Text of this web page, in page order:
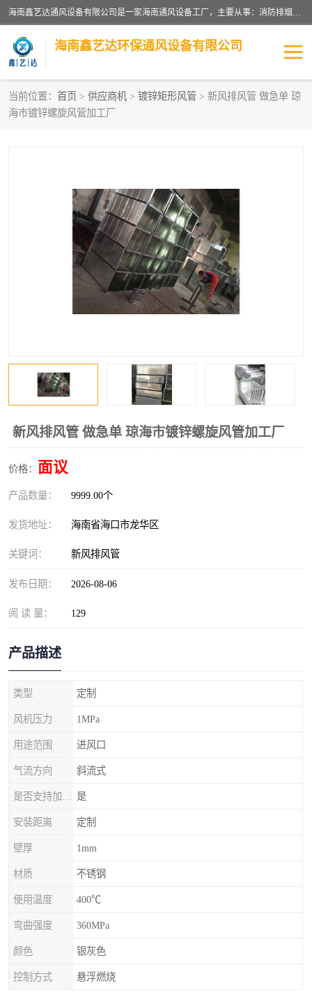
海南鑫艺达通风设备有限公司是一家海南通风设备工厂，主要从事：消防排烟工程、油烟净化工程、厨房排烟工程、酒店厨房设备、新风排风系统、镀锌铁皮管道加工、暖通工程、通风管道安装、消防火阀百叶风口等业务。公司拥有管道及配件一体化工厂生产线，良好的售后服务，良好的设计团队，良好的施工团队、良好管理人员，掌握畅通丰富的信息、市场渠道。
海南鑫艺达环保通风设备有限公司
当前位置： 首页 > 供应商机 > 镀锌矩形风管 > 新风排风管 做急单 琼
海市镀锌螺旋风管加工厂
新风排风管 做急单 琼海市镀锌螺旋风管加工厂
价格： 面议
产品数量： 9999.00个
发货地址： 海南省海口市龙华区
关键词： 新风排风管
发布日期： 2026-08-06
阅 读 量： 129
产品描述
类型 定制
风机压力 1MPa
用途范围 进风口
气流方向 斜流式
是
安装距离 定制
壁厚 1mm
材质 不锈钢
使用温度 400℃
弯曲强度 360MPa
颜色 银灰色
控制方式 悬浮燃烧
海南暖通工程
海南油烟净化工程 管道配件
镁质防火风管
通风管道
消防风机
不锈钢烟罩 防火阀
排烟风机 百叶风口
油烟净化器